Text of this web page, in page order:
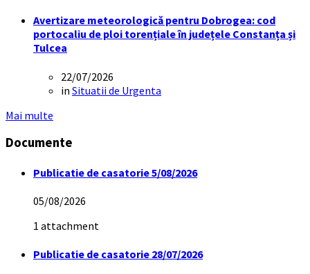
Avertizare meteorologică pentru Dobrogea: cod
portocaliu de ploi torențiale în județele Constanța și
Tulcea
22/07/2026
in Situatii de Urgenta
Mai multe
Documente
Publicatie de casatorie 5/08/2026
05/08/2026
1 attachment
Publicatie de casatorie 28/07/2026